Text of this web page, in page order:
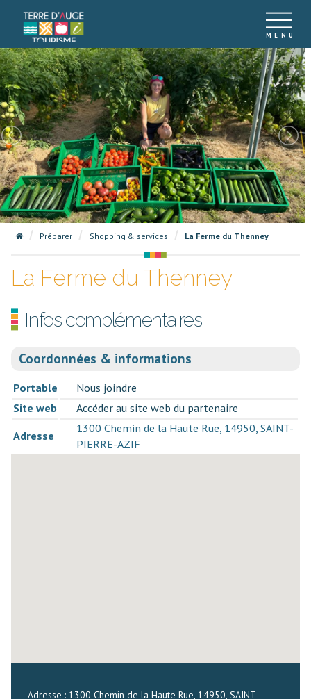
Préparer Shopping & services La Ferme du Thenney
La Ferme du Thenney
Infos complémentaires
Coordonnées & informations
Portable
Nous joindre
Site web
Accéder au site web du partenaire
Adresse
1300 Chemin de la Haute Rue, 14950, SAINT-
PIERRE-AZIF
Adresse : 1300 Chemin de la Haute Rue, 14950, SAINT-